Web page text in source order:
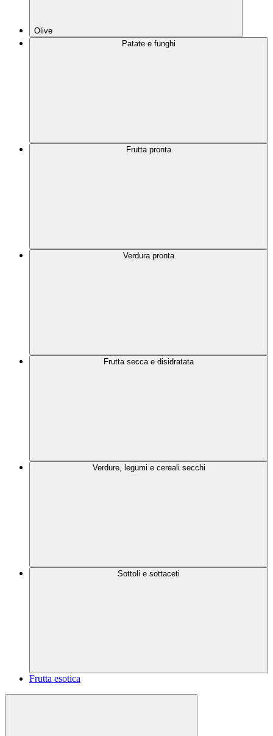
Olive
Patate e funghi
Frutta pronta
Verdura pronta
Frutta secca e disidratata
Verdure, legumi e cereali secchi
Sottoli e sottaceti
Frutta esotica